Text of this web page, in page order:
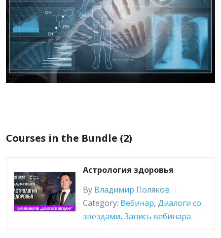
Courses in the Bundle (2)
Астрология здоровья
By Владимир Поляков
Category: Вебинар, Диалоги со
звездами, Запись вебинара